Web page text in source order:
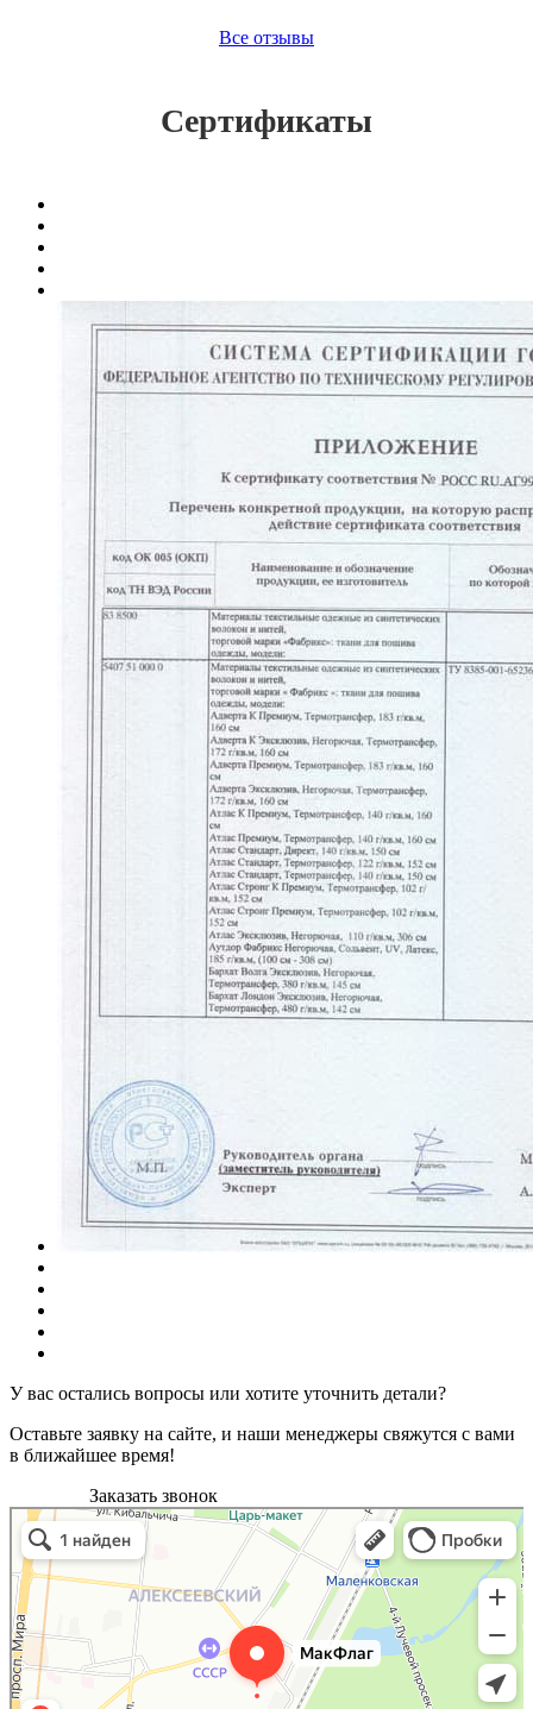
Все отзывы
Сертификаты
У вас остались вопросы или хотите уточнить детали?
Оставьте заявку на сайте, и наши менеджеры свяжутся с вами
в ближайшее время!
Заказать звонок
МакФлаг
Широкоформатная печать в Москве
Полиграфические услуги в Москве